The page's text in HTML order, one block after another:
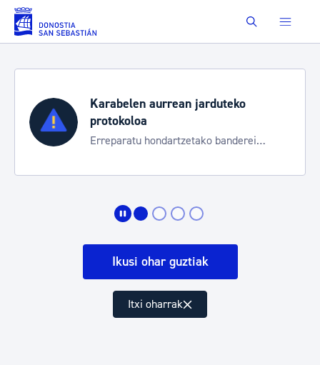
Eduki nagusira joan Buscar
Karabelen aurrean jarduteko
protokoloa
Erreparatu hondartzetako banderei
Ikusi ohar guztiak
Itxi oharrak